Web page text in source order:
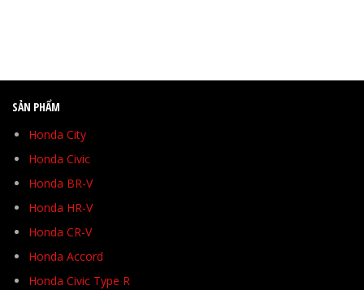
SẢN PHẨM
Honda City
Honda Civic
Honda BR-V
Honda HR-V
Honda CR-V
Honda Accord
Honda Civic Type R